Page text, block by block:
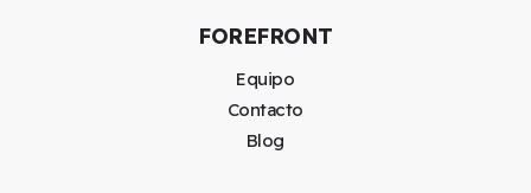
FOREFRONT
Equipo
Contacto
Blog